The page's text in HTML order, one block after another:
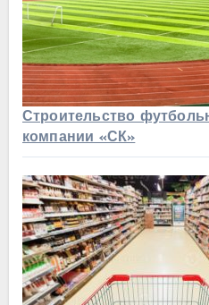
Строительство
компании «СК»